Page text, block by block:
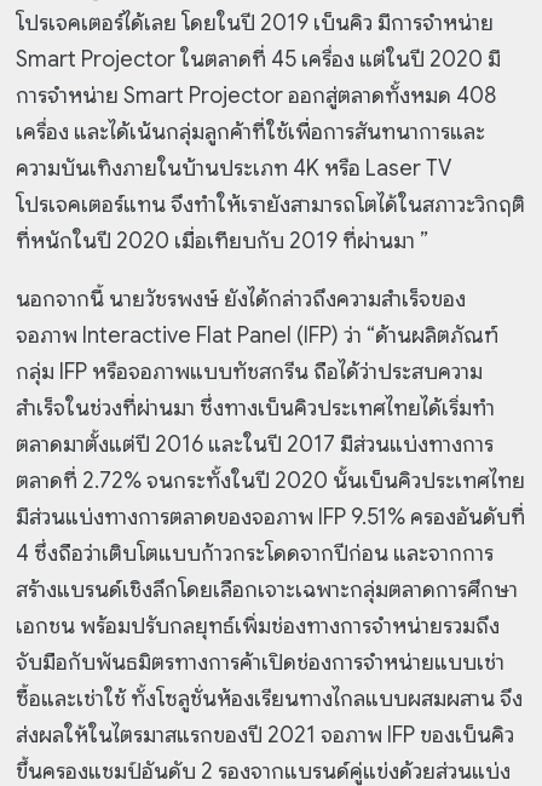
โปรเจคเตอร์ได้เลย โดยในปี 2019 เบ็นคิว มีการจำหน่าย
Smart Projector ในตลาดที่ 45 เครื่อง แต่ในปี 2020 มี
การจำหน่าย Smart Projector ออกสู่ตลาดทั้งหมด 408
เครื่อง และได้เน้นกลุ่มลูกค้าที่ใช้เพื่อการสันทนาการและ
ความบันเทิงภายในบ้านประเภท 4K หรือ Laser TV
โปรเจคเตอร์แทน จึงทำให้เรายังสามารถโตได้ในสภาวะวิกฤติ
ที่หนักในปี 2020 เมื่อเทียบกับ 2019 ที่ผ่านมา ”
นอกจากนี้ นายวัชรพงษ์ ยังได้กล่าวถึงความสำเร็จของ
จอภาพ Interactive Flat Panel (IFP) ว่า “ด้านผลิตภัณฑ์
กลุ่ม IFP หรือจอภาพแบบทัชสกรีน ถือได้ว่าประสบความ
สำเร็จในช่วงที่ผ่านมา ซึ่งทางเบ็นคิวประเทศไทยได้เริ่มทำ
ตลาดมาตั้งแต่ปี 2016 และในปี 2017 มีส่วนแบ่งทางการ
ตลาดที่ 2.72% จนกระทั้งในปี 2020 นั้นเบ็นคิวประเทศไทย
มีส่วนแบ่งทางการตลาดของจอภาพ IFP 9.51% ครองอันดับที่
4 ซึ่งถือว่าเติบโตแบบก้าวกระโดดจากปีก่อน และจากการ
สร้างแบรนด์เชิงลึกโดยเลือกเจาะเฉพาะกลุ่มตลาดการศึกษา
เอกชน พร้อมปรับกลยุทธ์เพิ่มช่องทางการจำหน่ายรวมถึง
จับมือกับพันธมิตรทางการค้าเปิดช่องการจำหน่ายแบบเช่า
ซื้อและเช่าใช้ ทั้งโซลูชั่นห้องเรียนทางไกลแบบผสมผสาน จึง
ส่งผลให้ในไตรมาสแรกของปี 2021 จอภาพ IFP ของเบ็นคิว
ขึ้นครองแชมป์อันดับ 2 รองจากแบรนด์คู่แข่งด้วยส่วนแบ่ง